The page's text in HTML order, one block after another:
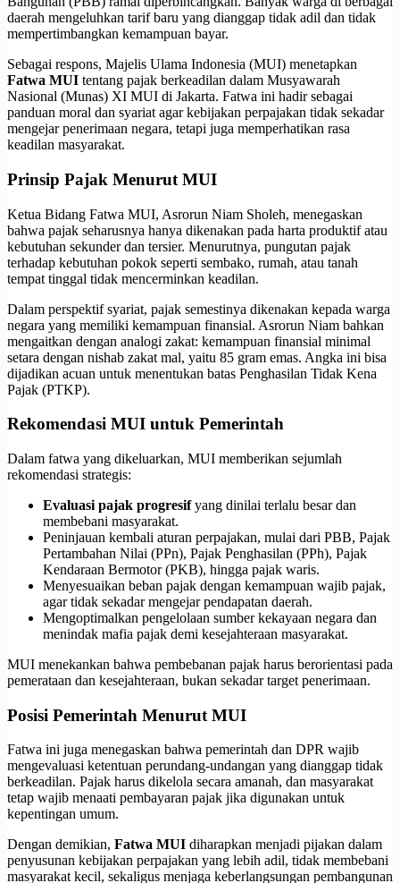
daerah mengeluhkan tarif baru yang dianggap tidak adil dan tidak
mempertimbangkan kemampuan bayar.
Sebagai respons, Majelis Ulama Indonesia (MUI) menetapkan
Fatwa MUI tentang pajak berkeadilan dalam Musyawarah
Nasional (Munas) XI MUI di Jakarta. Fatwa ini hadir sebagai
panduan moral dan syariat agar kebijakan perpajakan tidak sekadar
mengejar penerimaan negara, tetapi juga memperhatikan rasa
keadilan masyarakat.
Prinsip Pajak Menurut MUI
Ketua Bidang Fatwa MUI, Asrorun Niam Sholeh, menegaskan
bahwa pajak seharusnya hanya dikenakan pada harta produktif atau
kebutuhan sekunder dan tersier. Menurutnya, pungutan pajak
terhadap kebutuhan pokok seperti sembako, rumah, atau tanah
tempat tinggal tidak mencerminkan keadilan.
Dalam perspektif syariat, pajak semestinya dikenakan kepada warga
negara yang memiliki kemampuan finansial. Asrorun Niam bahkan
mengaitkan dengan analogi zakat: kemampuan finansial minimal
setara dengan nishab zakat mal, yaitu 85 gram emas. Angka ini bisa
dijadikan acuan untuk menentukan batas Penghasilan Tidak Kena
Pajak (PTKP).
Rekomendasi MUI untuk Pemerintah
Dalam fatwa yang dikeluarkan, MUI memberikan sejumlah
rekomendasi strategis:
Evaluasi pajak progresifyang dinilai terlalu besar dan
membebani masyarakat.
Peninjauan kembali aturan perpajakan, mulai dari PBB, Pajak
Pertambahan Nilai (PPn), Pajak Penghasilan (PPh), Pajak
Kendaraan Bermotor (PKB), hingga pajak waris.
Menyesuaikan beban pajak dengan kemampuan wajib pajak,
agar tidak sekadar mengejar pendapatan daerah.
Mengoptimalkan pengelolaan sumber kekayaan negara dan
menindak mafia pajak demi kesejahteraan masyarakat.
MUI menekankan bahwa pembebanan pajak harus berorientasi pada
pemerataan dan kesejahteraan, bukan sekadar target penerimaan.
Posisi Pemerintah Menurut MUI
Fatwa ini juga menegaskan bahwa pemerintah dan DPR wajib
mengevaluasi ketentuan perundang-undangan yang dianggap tidak
berkeadilan. Pajak harus dikelola secara amanah, dan masyarakat
tetap wajib menaati pembayaran pajak jika digunakan untuk
kepentingan umum.
Dengan demikian, Fatwa MUI diharapkan menjadi pijakan dalam
penyusunan kebijakan perpajakan yang lebih adil, tidak membebani
masyarakat kecil, sekaligus menjaga keberlangsungan pembangunan